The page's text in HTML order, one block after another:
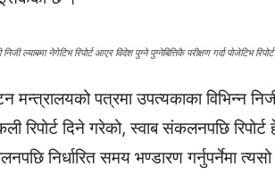
निजी ल्याबमा नेगेटिभ रिपोर्ट आएर विदेश पुग्ने पुग्नेबित्तिकै परीक्षण गर्दा पोजेटिभ
मन्त्रालयको पत्रमा उपत्यकाका विभिन्न
रिपोर्ट दिने गरेको, स्वाब संकलनपछि
निर्धारित समय भण्डारण गर्नुपर्नेमा